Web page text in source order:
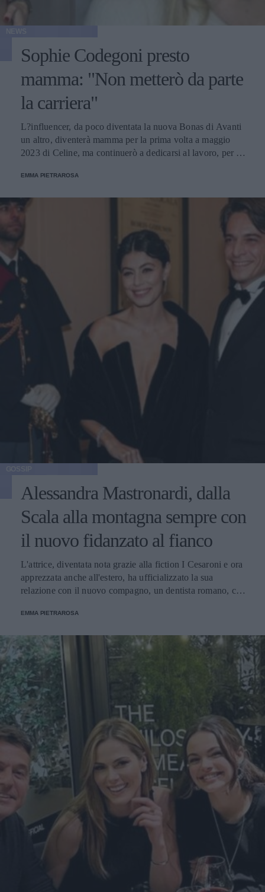
Sophie Codegoni presto
mamma: "Non metterò da parte
la carriera"
L?influencer, da poco diventata la nuova Bonas di Avanti
un altro, diventerà mamma per la prima volta a maggio
2023 di Celine, ma continuerò a dedicarsi al lavoro, per lei
EMMA PIETRAROSA
Alessandra Mastronardi, dalla
Scala alla montagna sempre con
il nuovo fidanzato al fianco
L'attrice, diventata nota grazie alla fiction I Cesaroni e ora
apprezzata anche all'estero, ha ufficializzato la sua
relazione con il nuovo compagno, un dentista romano, con
EMMA PIETRAROSA